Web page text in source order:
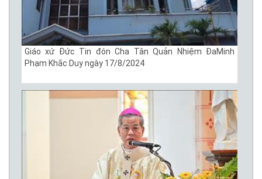
Giáo xứ Đức Tin đón Cha Tân Quản Nhiệm ĐaMinh
Phạm Khắc Duy ngày 17/8/2024